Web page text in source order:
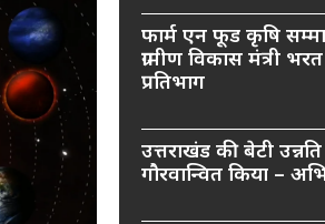
फार्म एन फूड कृषि
ग्रामीण विकास मंत्री
प्रतिभाग
उत्तराखंड की बेटी
गौरवान्वित किया –